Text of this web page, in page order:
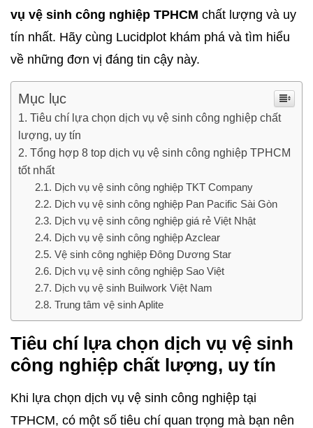
vụ vệ sinh công nghiệp TPHCM chất lượng và uy
tín nhất. Hãy cùng Lucidplot khám phá và tìm hiểu
về những đơn vị đáng tin cậy này.
Mục lục
Tiêu chí lựa chọn dịch vụ vệ sinh công nghiệp chất
lượng, uy tín
Tổng hợp 8 top dịch vụ vệ sinh công nghiệp TPHCM
tốt nhất
Dịch vụ vệ sinh công nghiệp TKT Company
Dịch vụ vệ sinh công nghiệp Pan Pacific Sài Gòn
Dịch vụ vệ sinh công nghiệp giá rẻ Việt Nhật
Dịch vụ vệ sinh công nghiệp Azclear
Vệ sinh công nghiệp Đông Dương Star
Dịch vụ vệ sinh công nghiệp Sao Việt
Dịch vụ vệ sinh Builwork Việt Nam
Trung tâm vệ sinh Aplite
Tiêu chí lựa chọn dịch vụ vệ sinh
công nghiệp chất lượng, uy tín
Khi lựa chọn dịch vụ vệ sinh công nghiệp tại
TPHCM, có một số tiêu chí quan trọng mà bạn nên